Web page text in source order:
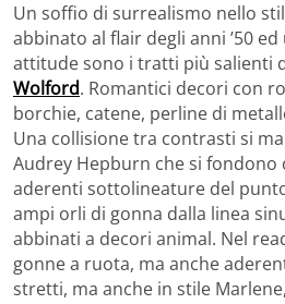
Un soffio di surrealismo nello
abbinato al flair degli anni ’50
attitude sono i tratti più salienti
Wolford. Romantici decori con
borchie, catene, perline di
Una collisione tra contrasti si
Audrey Hepburn che si fondono
aderenti sottolineature del
ampi orli di gonna dalla linea
abbinati a decori animal. Nel
gonne a ruota, ma anche
stretti, ma anche in stile